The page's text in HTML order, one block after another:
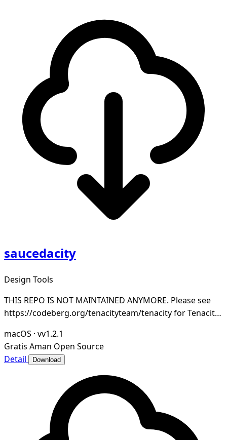
saucedacity
Design Tools
THIS REPO IS NOT MAINTAINED ANYMORE. Please see
https://codeberg.org/tenacityteam/tenacity for Tenacity,
macOS · vv1.2.1
Gratis Aman Open Source
Detail
Download